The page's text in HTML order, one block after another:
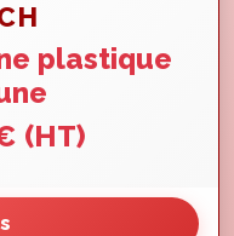
plastique
(HT)